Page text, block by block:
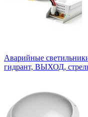
Аварийные
гидрант, ВЫХОД,